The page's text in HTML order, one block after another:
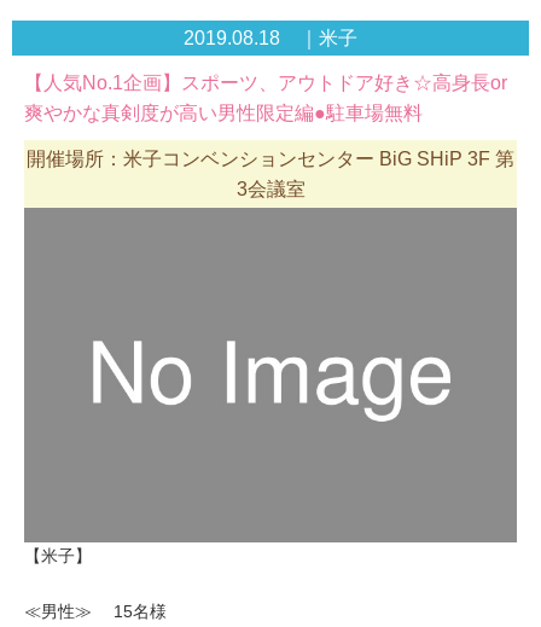
2019.08.18 ｜米子
【人気No.1企画】スポーツ、アウトドア好き☆高身長or
爽やかな真剣度が高い男性限定編●駐車場無料
開催場所：米子コンベンションセンター BiG SHiP 3F 第
3会議室
【米子】
≪男性≫ 15名様